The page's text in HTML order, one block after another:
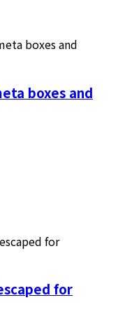
boxes and
for